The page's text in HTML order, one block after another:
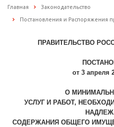
Главная Законодательство
Постановления и Распоряжения
ПРАВИТЕЛЬСТВО
от 3 апреля
О
УСЛУГ И РАБОТ,
СОДЕРЖАНИЯ ОБЩЕГО